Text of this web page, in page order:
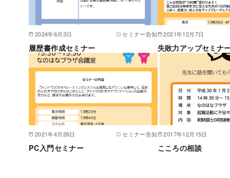
2024年6月3日 セミナー告知
履歴書作成セミナー
2021年12月7日
失敗力アップセミナ
2021年4月26日 セミナー告知
PC入門セミナー
2017年12月15日
こころの相談